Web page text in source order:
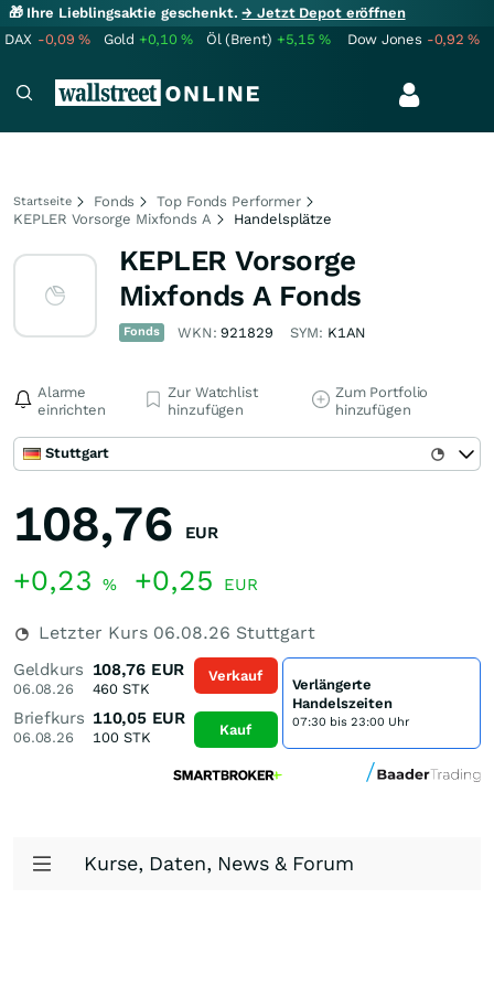
🎁 Ihre Lieblingsaktie geschenkt.→ Jetzt Depot eröffnen
DAX -0,09% Gold +0,10% Öl (Brent) +5,15% Dow Jones -0,92%
Startseite Fonds
Top Fonds Performer
KEPLER Vorsorge Mixfonds A
Handelsplätze
KEPLER Vorsorge
Mixfonds A Fonds
Fonds WKN:921829 SYM: K1AN
Alarme
einrichten
Zur Watchlist
hinzufügen
Zum Portfolio
hinzufügen
Stuttgart
108,76 EUR
+0,23 % +0,25 EUR
Letzter Kurs 06.08.26 Stuttgart
Geldkurs
06.08.26
108,76 EUR
460 STK
Briefkurs
06.08.26
110,05 EUR
100STK
Verkauf
Kauf
Verlängerte
Handelszeiten
07:30 bis 23:00 Uhr
Kurse, Daten, News & Forum